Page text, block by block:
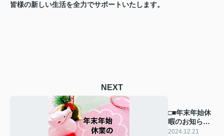
皆様の新しい生活を全力でサポートいたします。
NEXT
□■年末年始休
暇のお知らせ
■□
2024.12.21